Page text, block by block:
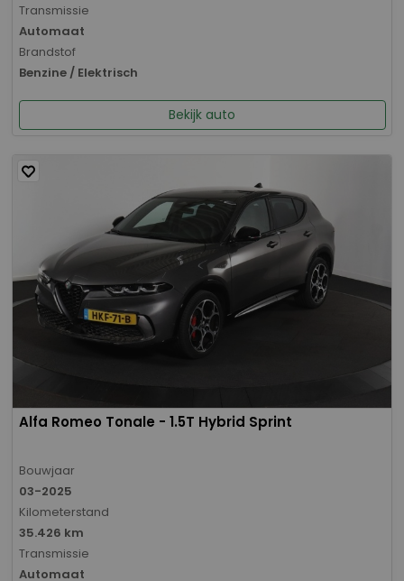
Transmissie
Automaat
Brandstof
Benzine / Elektrisch
Bekijk auto
Alfa Romeo Tonale - 1.5T Hybrid Sprint
Bouwjaar
03-2025
Kilometerstand
35.426 km
Transmissie
Automaat